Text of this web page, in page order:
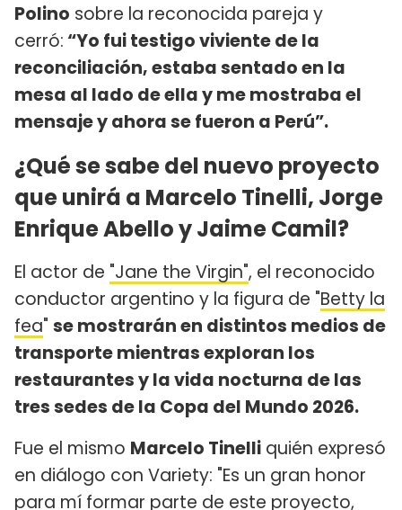
Polino sobre la reconocida pareja y
cerró: “Yo fui testigo viviente de la
reconciliación, estaba sentado en la
mesa al lado de ella y me mostraba el
mensaje y ahora se fueron a Perú”.
¿Qué se sabe del nuevo proyecto
que unirá a Marcelo Tinelli, Jorge
Enrique Abello y Jaime Camil?
El actor de "Jane the Virgin", el reconocido
conductor argentino y la figura de "Betty la
fea" se mostrarán en distintos medios de
transporte mientras exploran los
restaurantes y la vida nocturna de las
tres sedes de la Copa del Mundo 2026.
Fue el mismo Marcelo Tinelli quién expresó
en diálogo con Variety: "Es un gran honor
para mí formar parte de este proyecto,